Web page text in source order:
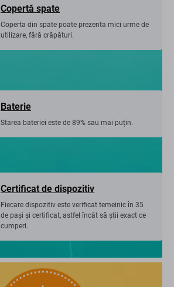
Copertă spate
Coperta din spate poate prezenta mici urme de
utilizare, fără crăpături.
Baterie
Starea bateriei este de 89% sau mai puțin.
Certificat de dispozitiv
Fiecare dispozitiv este verificat temeinic în 35
de pași și certificat, astfel încât să știi exact ce
cumperi.